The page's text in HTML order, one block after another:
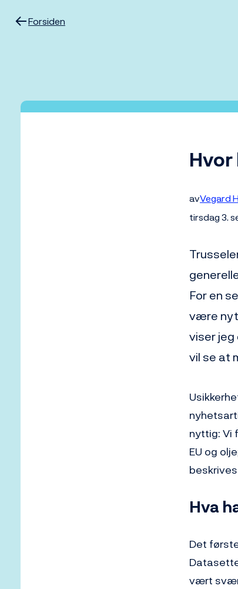
Forsiden
avVegard
tirsdag 3.
For en
være
viser jeg
vil se at
nyttig: Vi
EU og
Hva
Det
vært